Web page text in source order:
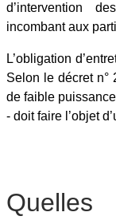
d’intervention
incombant aux
L’obligation
Selon le décret n°
de faible
- doit faire l’objet